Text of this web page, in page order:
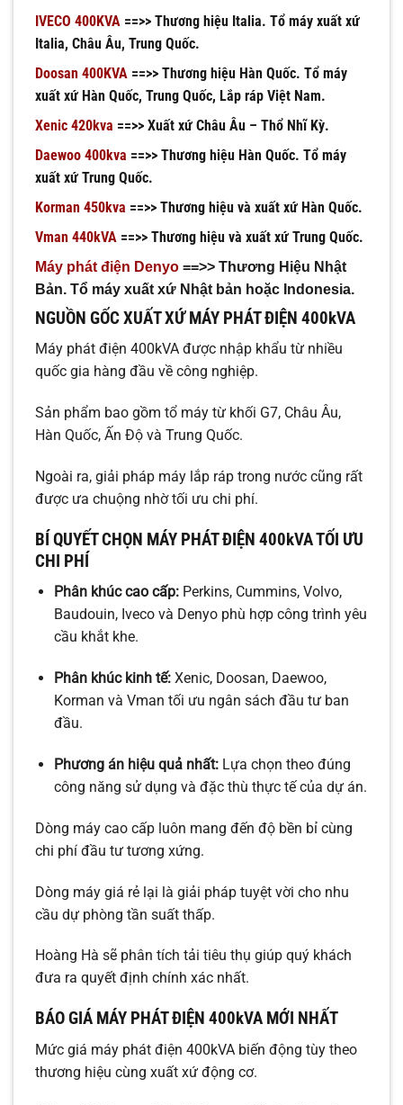
IVECO 400KVA ==>> Thương hiệu Italia. Tổ máy xuất xứ
Italia, Châu Âu, Trung Quốc.
Doosan 400KVA ==>> Thương hiệu Hàn Quốc. Tổ máy
xuất xứ Hàn Quốc, Trung Quốc, Lắp ráp Việt Nam.
Xenic 420kva ==>> Xuất xứ Châu Âu – Thổ Nhĩ Kỳ.
Daewoo 400kva ==>> Thương hiệu Hàn Quốc. Tổ máy
xuất xứ Trung Quốc.
Korman 450kva ==>> Thương hiệu và xuất xứ Hàn Quốc.
Vman 440kVA ==>> Thương hiệu và xuất xứ Trung Quốc.
Máy phát điện Denyo ==>> Thương Hiệu Nhật
Bản. Tổ máy xuất xứ Nhật bản hoặc Indonesia.
NGUỒN GỐC XUẤT XỨ MÁY PHÁT ĐIỆN 400kVA
Máy phát điện 400kVA được nhập khẩu từ nhiều
quốc gia hàng đầu về công nghiệp.
Sản phẩm bao gồm tổ máy từ khối G7, Châu Âu,
Hàn Quốc, Ấn Độ và Trung Quốc.
Ngoài ra, giải pháp máy lắp ráp trong nước cũng rất
được ưa chuộng nhờ tối ưu chi phí.
BÍ QUYẾT CHỌN MÁY PHÁT ĐIỆN 400kVA TỐI ƯU
CHI PHÍ
Phân khúc cao cấp:Perkins, Cummins, Volvo,
Baudouin, Iveco và Denyo phù hợp công trình yêu
cầu khắt khe.
Phân khúc kinh tế:Xenic, Doosan, Daewoo,
Korman và Vman tối ưu ngân sách đầu tư ban
đầu.
Phương án hiệu quả nhất:Lựa chọn theo đúng
công năng sử dụng và đặc thù thực tế của dự án.
Dòng máy cao cấp luôn mang đến độ bền bỉ cùng
chi phí đầu tư tương xứng.
Dòng máy giá rẻ lại là giải pháp tuyệt vời cho nhu
cầu dự phòng tần suất thấp.
Hoàng Hà sẽ phân tích tải tiêu thụ giúp quý khách
đưa ra quyết định chính xác nhất.
BÁO GIÁ MÁY PHÁT ĐIỆN 400kVA MỚI NHẤT
Mức giá máy phát điện 400kVA biến động tùy theo
thương hiệu cùng xuất xứ động cơ.